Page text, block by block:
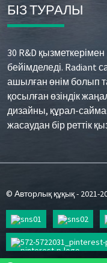
БІЗ ТУРАЛЫ
30 R&D
бейімделеді. Radiant
ашылған өнім болып
қосылған өзіндік
дизайны, құрал-
жасаудан бір реттік
© Авторлық құқық - 2021-